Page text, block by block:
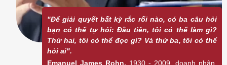
"Để giải quyết bất kỳ rắc rối nào, có ba câu hỏi
bạn có thể tự hỏi: Đầu tiên, tôi có thể làm gì?
Thứ hai, tôi có thể đọc gì? Và thứ ba, tôi có thể
hỏi ai".
Emanuel James Rohn, 1930 - 2009, doanh nhân,